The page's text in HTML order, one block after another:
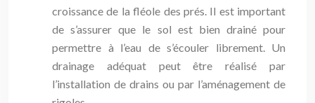
croissance de la fléole des prés. Il est important
de s’assurer que le sol est bien drainé pour
permettre à l’eau de s’écouler librement. Un
drainage adéquat peut être réalisé par
l’installation de drains ou par l’aménagement de